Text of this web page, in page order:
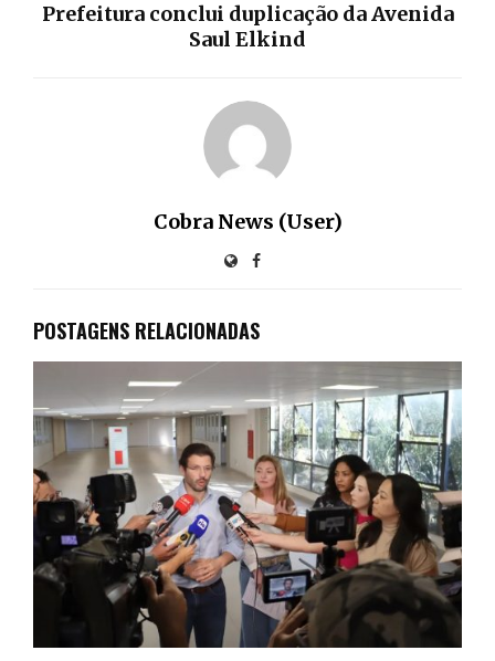
Prefeitura conclui duplicação da Avenida
Saul Elkind
Cobra News (User)
POSTAGENS RELACIONADAS